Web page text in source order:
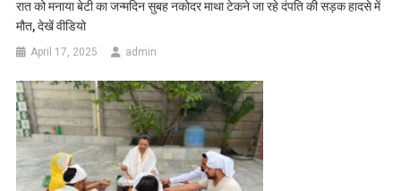
रात को मनाया बेटी का जन्मदिन सुबह नकोदर माथा टेकने जा रहे दंपति की सड़क हादसे में
मौत, देखें वीडियो
April 17, 2025 admin